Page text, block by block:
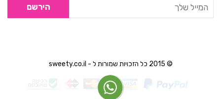
הירשם
© 2015 כל הזכויות שמורות ל - sweety.co.il